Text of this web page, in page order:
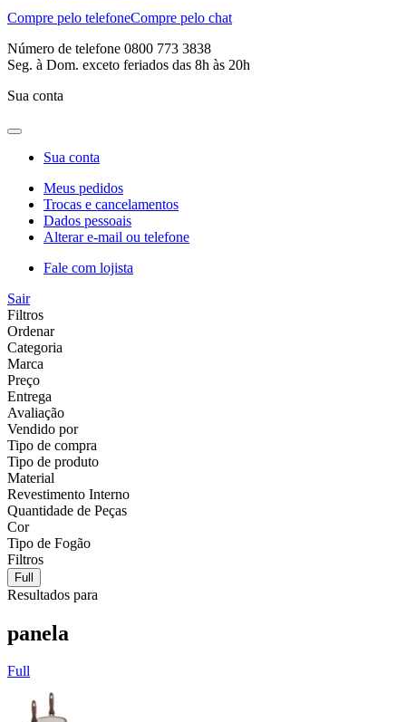
Compre pelo telefoneCompre pelo chat
Número de telefone 0800 773 3838
Seg. à Dom. exceto feriados das 8h às 20h
Sua conta
Sua conta
Meus pedidos
Trocas e cancelamentos
Dados pessoais
Alterar e-mail ou telefone
Fale com lojista
Sair
Filtros
Ordenar
Categoria
Marca
Preço
Entrega
Avaliação
Vendido por
Tipo de compra
Tipo de produto
Material
Revestimento Interno
Quantidade de Peças
Cor
Tipo de Fogão
Filtros
Full
Resultados para
panela
Full